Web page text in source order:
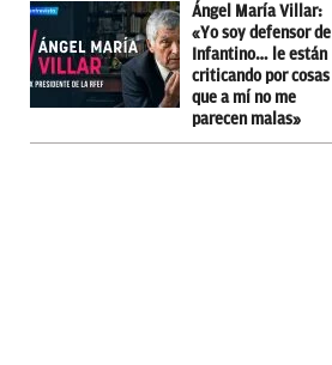
Ángel María Villar:
«Yo soy defensor de
Infantino… le están
criticando por cosas
que a mí no me
parecen malas»